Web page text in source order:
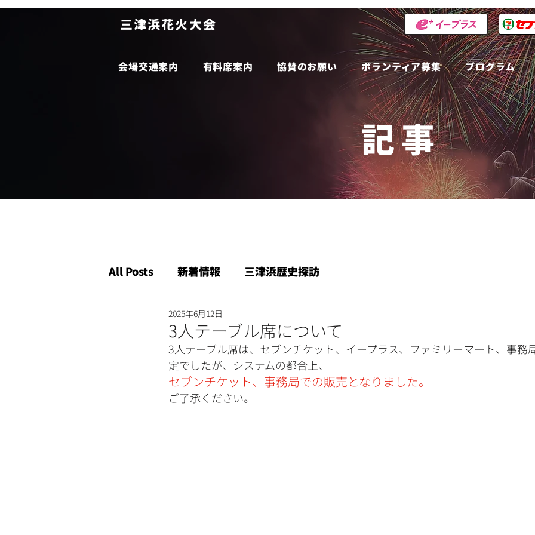
​三津浜花火大会
会場交通案内 有料席案内 協賛のお願い ボランティア募集 プログラム
記事
All Posts 新着情報 三津浜歴史探訪
3人テーブル席について
2025年6月12日
3人テーブル席は、セブンチケット、イープラス、ファミリーマート、事務
定でしたが、システムの都合上、
セブンチケット、事務局での販売となりました。
ご了承ください。